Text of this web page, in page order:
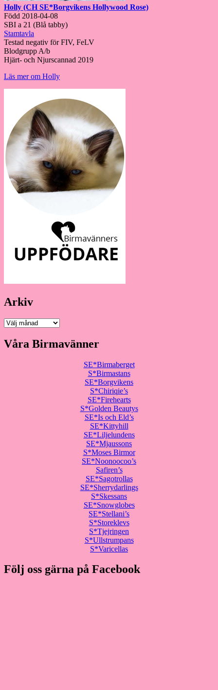
Holly (CH SE*Borgvikens Hollywood Rose)
Född 2018-04-08
SBI a 21 (Blå tabby)
Stamtavla
Testad negativ för FIV, FeLV
Blodgrupp A/b
Hjärt- och Njurscannad 2019
Läs mer om Holly
Arkiv
Arkiv
Våra Birmavänner
SE*Birmaberget
S*Birmastans
SE*Borgvikens
S*Chiriqie’s
SE*Firehearts
S*Golden Beautys
SE*Is och Eld’s
SE*Kittyhill
SE*Liljelundens
SE*Mjaussons
S*Moses Birmor
SE*Noonoocoo’s
Safiren’s
SE*Sagotrollas
SE*Sherrydarlings
S*Skessans
SE*Snowglobes
SE*Stellani’s
S*Storeklevs
S*Tjejringen
S*Ullstrumpans
S*Varicellas
Följ oss gärna på Facebook